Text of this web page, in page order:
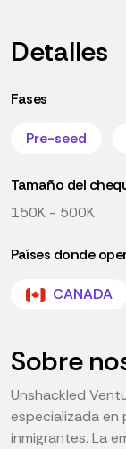
Detalles
Fases
Pre-seed
Tamaño del
150K - 500K
Países donde
CANADA
Sobre
Unshackled
especializada en
inmigrantes. La